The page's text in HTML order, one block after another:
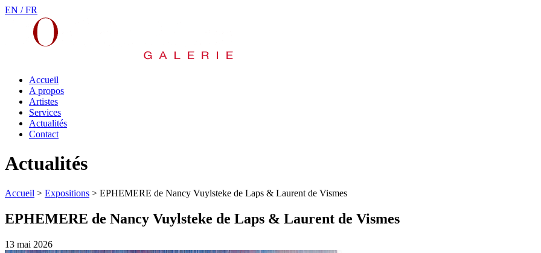
EN /FR
Accueil
A propos
Artistes
Services
Actualités
Contact
Actualités
Accueil > Expositions > EPHEMERE de Nancy Vuylsteke de Laps & Laurent de Vismes
EPHEMERE de Nancy Vuylsteke de Laps & Laurent de Vismes
13 mai 2026